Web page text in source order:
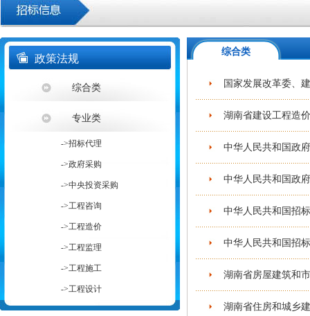
1 2
政策法规
综合类
专业类
->招标代理
->政府采购
->中央投资采购
->工程咨询
->工程造价
->工程监理
->工程施工
->工程设计
综合类
国家发展改革委、
湖南省建设工程造
中华人民共和国政
中华人民共和国政
中华人民共和国招
中华人民共和国招
湖南省房屋建筑和
湖南省住房和城乡